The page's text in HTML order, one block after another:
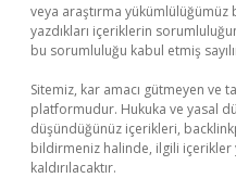
veya araştırma
yazdıkları içeriklerin
bu sorumluluğu kabul etmiş
Sitemiz, kar amacı gütmeyen ve
platformudur. Hukuka ve yasal
düşündüğünüz içerikleri,
bildirmeniz halinde, ilgili
kaldırılacaktır.